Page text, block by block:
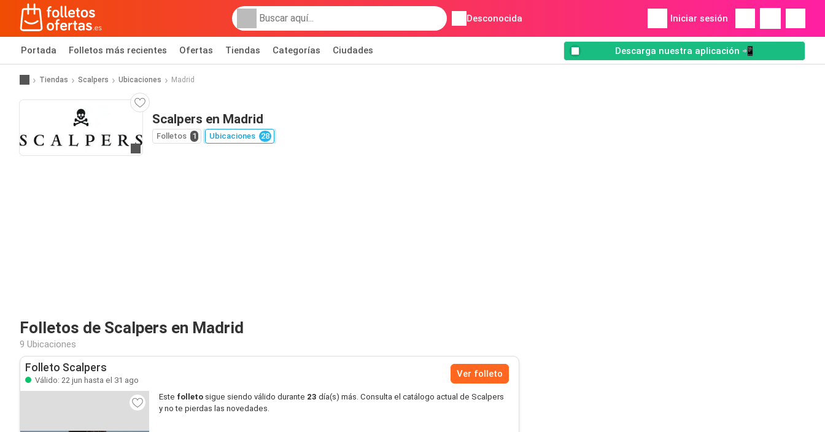
Desconocida Iniciar sesión
Portada Folletos más recientes Ofertas Tiendas Categorías Ciudades Descarga nuestra aplicación 📲
Tiendas Scalpers Ubicaciones Madrid
Scalpers en Madrid
Folletos 1 Ubicaciones 28
Folletos de Scalpers en Madrid
9 Ubicaciones
Folleto Scalpers
Válido: 22 jun hasta el 31 ago
Ver folleto
Este folleto sigue siendo válido durante 23 día(s) más. Consulta el catálogo actual de Scalpers
y no te pierdas las novedades.